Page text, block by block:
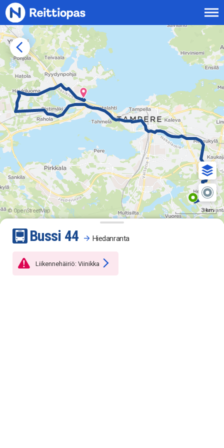
Siirry sisältöön
© OpenStreetMap 3 km
Bussi 44 Hiedanranta
Liikennehäiriö: Viinikka